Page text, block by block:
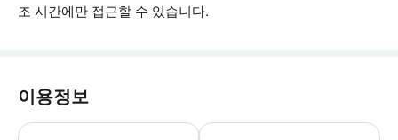
조 시간에만 접근할 수 있습니다.
이용정보
필수 안내 - 휠체어 탑승객은 이용할